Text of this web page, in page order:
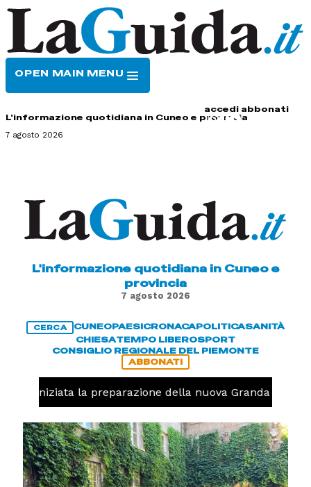
OPEN MAIN MENU
accedi abbonati
L'informazione quotidiana in Cuneo e provincia
7 agosto 2026
L'informazione quotidiana in Cuneo e
provincia
7 agosto 2026
CERCA CUNEOPAESICRONACAPOLITICASANITÀ
CHIESATEMPO LIBEROSPORT
CONSIGLIO REGIONALE DEL PIEMONTE
ABBONATI
iniziata la preparazione della nuova Granda Volley